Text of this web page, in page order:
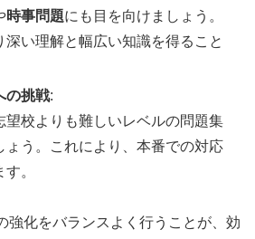
時事問題にも目を向けましょう。
深い理解と幅広い知識を得ること
の挑戦:
望校よりも難しいレベルの問題集
ょう。これにより、本番での対応
。
強化をバランスよく行うことが、効